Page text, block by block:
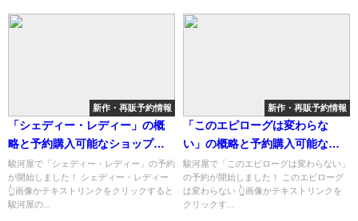
新作・再販予約情報
「シェディー・レディー」の概
略と予約購入可能なショップ紹
介！
駿河屋で「シェディー・レディー」の予約
が開始しました！ シェディー・レディー
👆画像かテキストリンクをクリックすると
駿河屋の...
新作・再販予約情報
「このエピローグは変わらな
い」の概略と予約購入可能なシ
ョップ紹介！
駿河屋で「このエピローグは変わらない」
の予約が開始しました！ このエピローグ
は変わらない 👆画像かテキストリンクを
クリックす...